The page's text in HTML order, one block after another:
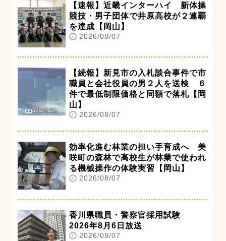
【速報】近畿インターハイ 新体操
競技・男子団体で井原高校が２連覇
を達成【岡山】
2026/08/07
【続報】新見市の入札談合事件で市
職員と会社役員の男２人を送検 ６
件で最低制限価格と同額で落札【岡
山】
2026/08/07
効率化進む林業の担い手育成へ 美
咲町の森林で高校生が林業で使われ
る機械操作の体験実習【岡山】
2026/08/07
香川県職員・警察官採用試験
2026年8月6日放送
2026/08/07